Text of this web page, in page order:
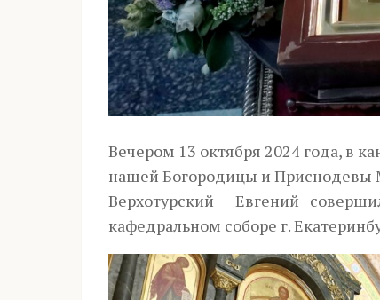
Вечером 13 октября 2024 года, в
нашей Богородицы и Приснодевы
Верхотурский Евгений
кафедральном соборе г.